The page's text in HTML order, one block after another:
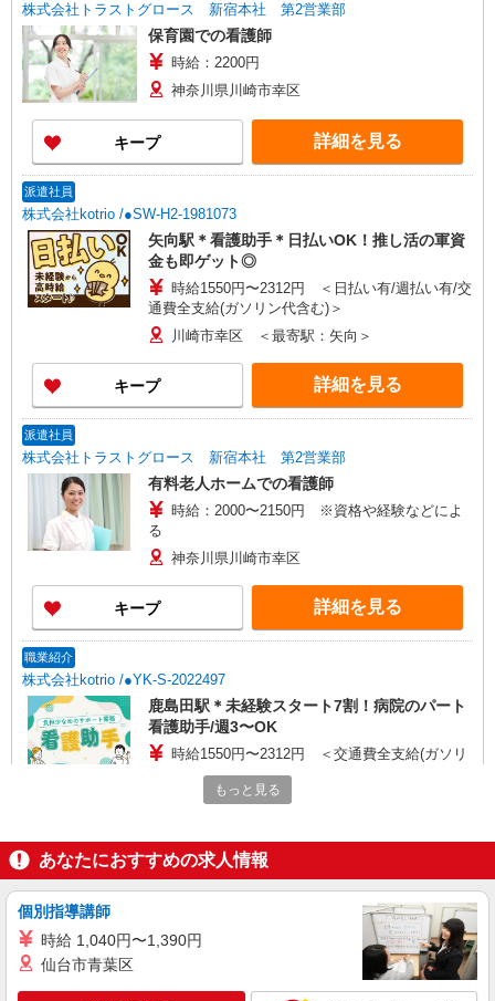
株式会社トラストグロース 新宿本社 第2営業部
保育園での看護師
時給：2200円
神奈川県川崎市幸区
キープ 詳細を見る
派遣社員
株式会社kotrio /●SW-H2-1981073
矢向駅＊看護助手＊日払いOK！推し活の軍資
金も即ゲット◎
時給1550円〜2312円 ＜日払い有/週払い有/交
通費全支給(ガソリン代含む)＞
川崎市幸区 ＜最寄駅：矢向＞
キープ 詳細を見る
派遣社員
株式会社トラストグロース 新宿本社 第2営業部
有料老人ホームでの看護師
時給：2000〜2150円 ※資格や経験などによ
る
神奈川県川崎市幸区
キープ 詳細を見る
職業紹介
株式会社kotrio /●YK-S-2022497
鹿島田駅＊未経験スタート7割！病院のパート
看護助手/週3〜OK
時給1550円〜2312円 ＜交通費全支給(ガソリ
ン代含む)＞
幸区内
キープ
派遣社員
株式会社kotrio /●SW-H2-2098893
新川崎駅＊サ高住＊シフト融通が利くため子育
時給2400円〜3000円 ＜日払い有/週払い有/交
もっと見る
あなたにおすすめの求人情報
個別指導講師
時給 1,040円〜1,390円
仙台市青葉区